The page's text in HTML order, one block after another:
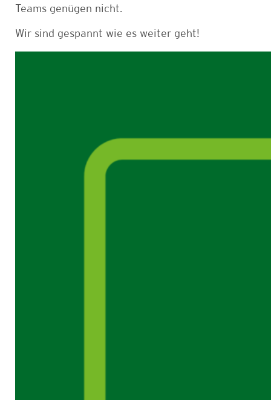
Teams genügen nicht.
Wir sind gespannt wie es weiter geht!